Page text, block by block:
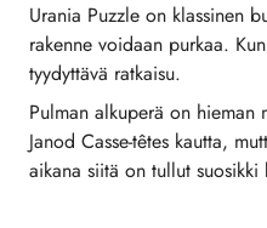
Urania Puzzle on klassinen
rakenne voidaan purkaa.
tyydyttävä ratkaisu.
Pulman alkuperä on hieman
Janod Casse-têtes kautta,
aikana siitä on tullut